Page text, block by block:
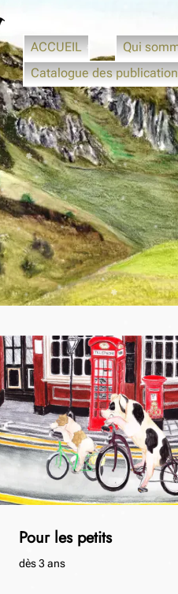
ACCUEIL Qui
Catalogue des
Pour les petits
dès 3 ans